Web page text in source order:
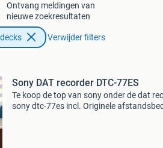
Ontvang meldingen van
nieuwe zoekresultaten
Verwijder filters
Sony DAT recorder DTC-77ES
Te koop de top van sony onder de dat
sony dtc-77es incl. Originele